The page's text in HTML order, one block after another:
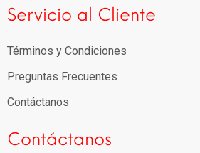
Servicio al Cliente
Términos y Condiciones
Preguntas Frecuentes
Contáctanos
Contáctanos